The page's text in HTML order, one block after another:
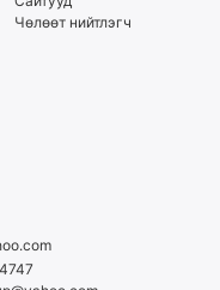
Чөлөөт нийтлэгч